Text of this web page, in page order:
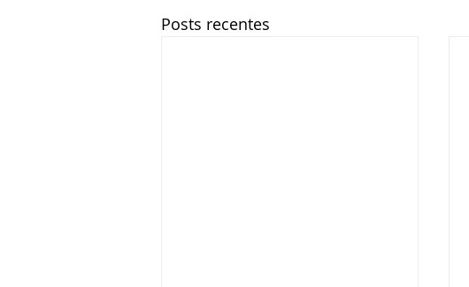
Posts recentes